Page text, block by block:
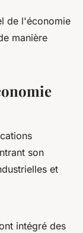
de l'économie
manière
son
et
intégré des